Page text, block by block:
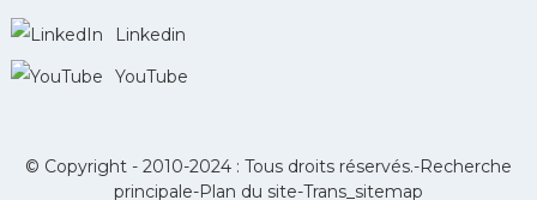
Linkedin
YouTube
© Copyright - 2010-2024 : Tous droits réservés.-Recherche
principale-Plan du site-Trans_sitemap